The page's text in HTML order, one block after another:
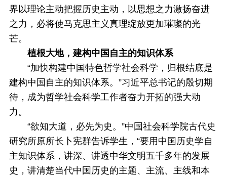
界以理论主动把握历史主动，以思想之力激扬奋进
之力，必将使马克思主义真理绽放更加璀璨的光
芒。
植根大地，建构中国自主的知识体系
“加快构建中国特色哲学社会科学，归根结底是
建构中国自主的知识体系。”习近平总书记的殷切期
待，成为哲学社会科学工作者奋力开拓的强大动
力。
“欲知大道，必先为史。”中国社会科学院古代史
研究所原所长卜宪群告诉学生，“要用中国历史学自
主知识体系，讲深、讲透中华文明五千多年的发展
史，讲清楚当代中国历史的主题、主流、主线和本